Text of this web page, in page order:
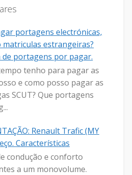
portagens electrónicas,
matriculas estrangeiras?
de portagens por pagar.
tenho para pagar as
e como posso pagar as
SCUT? Que portagens
Renault Trafic (MY
Características
condução e conforto
a um monovolume.